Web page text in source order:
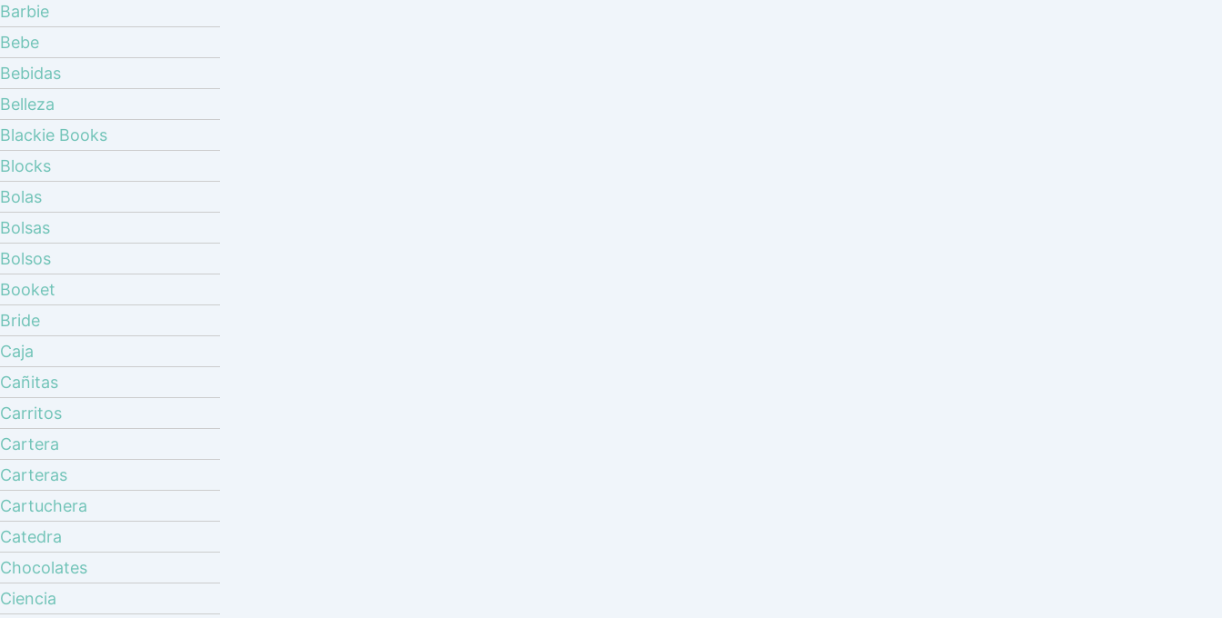
Barbie
Bebe
Bebidas
Belleza
Blackie Books
Blocks
Bolas
Bolsas
Bolsos
Booket
Bride
Caja
Cañitas
Carritos
Cartera
Carteras
Cartuchera
Catedra
Chocolates
Ciencia